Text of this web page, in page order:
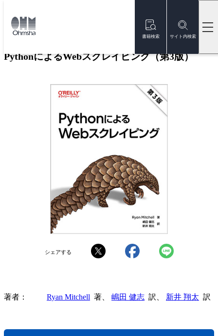
書籍検索 サイト内検索
トップ
PythonによるWebスクレイピング（第3版）
シェアする
著者 Ryan Mitchell 著、 嶋田 健志 訳、 新井 翔太 訳